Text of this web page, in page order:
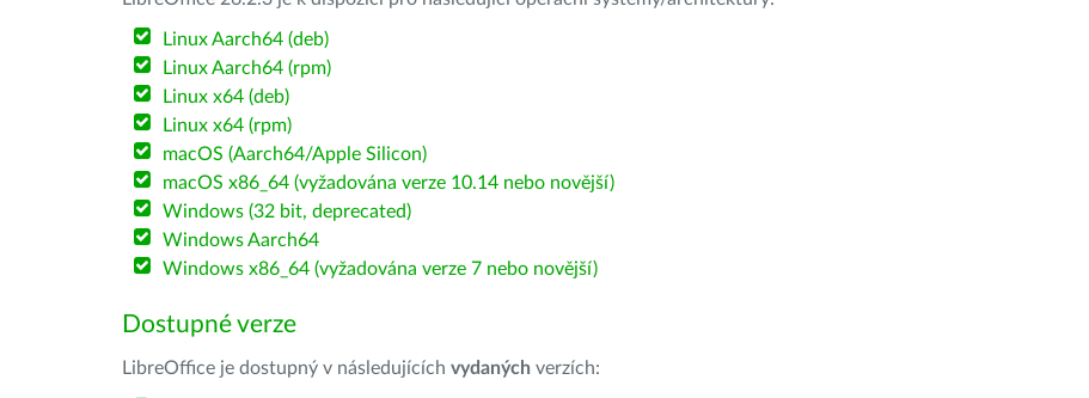
Linux Aarch64 (deb)
Linux Aarch64 (rpm)
Linux x64 (deb)
Linux x64 (rpm)
macOS (Aarch64/Apple Silicon)
macOS x86_64 (vyžadována verze 10.14 nebo novější)
Windows (32 bit, deprecated)
Windows Aarch64
Windows x86_64 (vyžadována verze 7 nebo novější)
Dostupné verze
LibreOffice je dostupný v následujících vydaných verzích: